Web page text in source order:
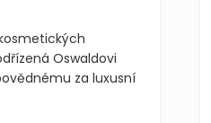
Oswaldovi
za luxusní